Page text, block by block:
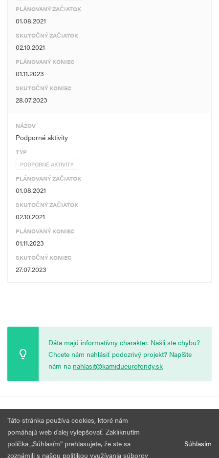
PLÁNOVANÝ ZAČIATOK
01.08.2021
SKUTOČNÝ ZAČIATOK
02.10.2021
PLÁNOVANÝ KONIEC
01.11.2023
SKUTOČNÝ KONIEC
28.07.2023
NÁZOV
Podporné aktivity
TYP
PODPORNÉ AKTIVITY
PLÁNOVANÝ ZAČIATOK
01.08.2021
SKUTOČNÝ ZAČIATOK
02.10.2021
PLÁNOVANÝ KONIEC
01.11.2023
SKUTOČNÝ KONIEC
27.07.2023
Dáta majú informatívny charakter. Našli ste chybu?
Chcete nám nahlásiť podozrivý projekt? Napíšte
nám na nahlasit@kamidueurofondy.sk
Všetky práva vyhradené.
Táto stránka používa cookies, ktoré nám
pomáhajú web ďalej vylepšovať. Zakliknutím
políčka „Súhlasím“ prehlasujete, že ste sa
zoznámili s našou politikou využívania súborov
Súhlasím